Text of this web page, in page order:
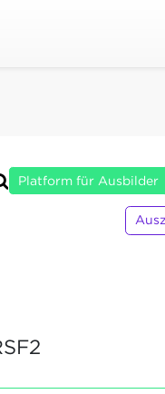
Platform für Ausbilder